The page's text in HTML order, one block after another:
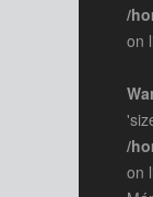
/
on
/
on